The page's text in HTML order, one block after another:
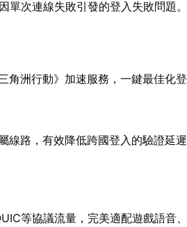
單次連線失敗引發的登入失敗問題
角洲行動》加速服務，一鍵最佳化
線路，有效降低跨國登入的驗證延
等協議流量，完美適配遊戲語音